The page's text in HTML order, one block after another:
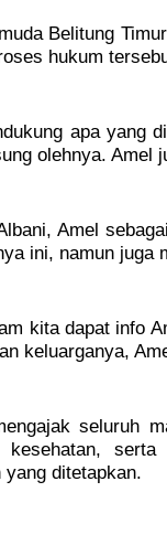
Belitung
hukum
apa yang
olehnya. Amel
Amel
ini, namun juga
kita dapat info
keluarganya,
seluruh
kesehatan,
yang ditetapkan.